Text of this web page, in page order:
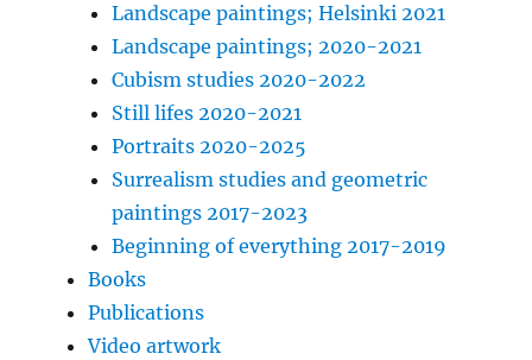
Landscape paintings; Helsinki 2021
Landscape paintings; 2020-2021
Cubism studies 2020-2022
Still lifes 2020-2021
Portraits 2020-2025
Surrealism studies and geometric
paintings 2017-2023
Beginning of everything 2017-2019
Books
Publications
Video artwork